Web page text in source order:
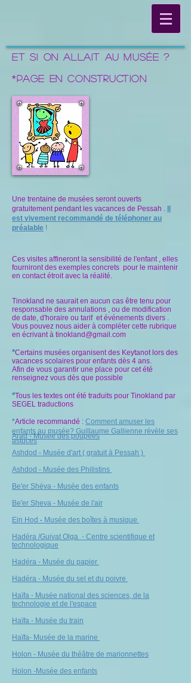
Et si on allait au musée ?
*Page en construction
Une trentaine de musées seront ouverts
gratuitement pendant les vacances de Pessah .
est vivement recommandé de téléphoner au
préalable !
Ces visites affineront la sensibilité de l'enfant , elles
fourniront des exemples concrets pour le maintenir
en contact étroit avec la réalité.
Tinokland ne saurait en aucun cas être tenu pour
responsable des annulations , ou de modification
de date, d'horaire ou tarif et événements divers .
Vous pouvez nous aider à compléter cette rubrique
en écrivant à tinokland@gmail.com
*Certains musées organisent des Keytanot lors des
vacances scolaires pour enfants dès 4 ans.
Afin de vous garantir une place pour cet été
renseignez vous dès que possible
*Tous les textes ont été traduits pour Tinokland par
SEGEL traductions
*Article recommandé : Comment amuser les
enfants au musée? Guillaume Gallienne révèle ses
astuces
Arad - Musée des poupées
Ashdod - Musée d'art ( gratuit à Pessah )
Ashdod - Musée des Philistins
Be'er Shéva - Musée des enfants
Be'er Sheva - Musée de l'air
Ein Hod - Musée des boîtes à musique
Hadéra /Guivat Olga - Centre scientifique et
technologique
Hadéra - Musée du papier
Hadéra - Musée du sel et du poivre
Haïfa - Musée national des sciences, de la
technologie et de l'espace
Haïfa - Musée du train
Haïfa- Musée de la marine
Holon - Musée du théâtre de marionnettes
Holon -Musée des enfants